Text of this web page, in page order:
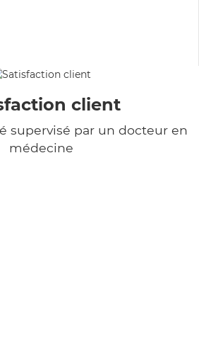
client
supervisé par un docteur en
médecine